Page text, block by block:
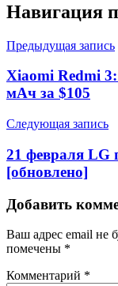
Навигация
Предыдущая запись
Xiaomi Redmi
мАч за $105
Следующая запись
21 февраля LG
[обновлено]
Добавить
Ваш адрес email не
помечены *
Комментарий *